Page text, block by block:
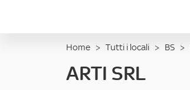
Home > Tutti i locali > BS >
ARTI SRL